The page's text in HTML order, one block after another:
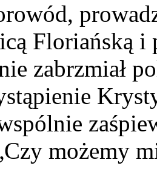
Floriańską
zabrzmiał
możemy